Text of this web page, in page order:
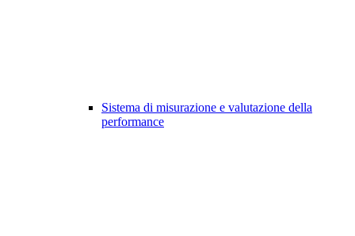
Sistema di misurazione e valutazione della
performance